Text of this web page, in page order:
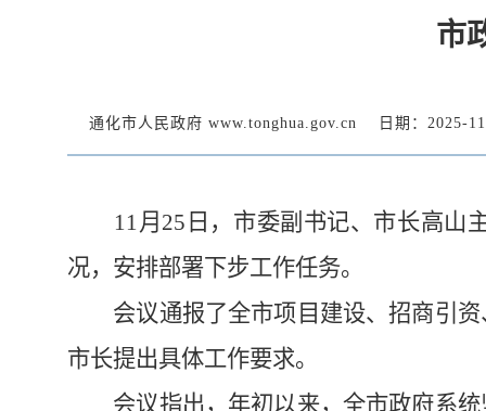
市
通化市人民政府 www.tonghua.gov.cn 日期：2025-
11月25日，市委副书记、市长高山主
况，安排部署下步工作任务。
会议通报了全市项目建设、招商引资
市长提出具体工作要求。
会议指出，年初以来，全市政府系统